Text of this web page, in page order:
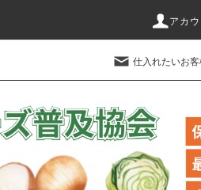
アカウ
仕入れたいお客